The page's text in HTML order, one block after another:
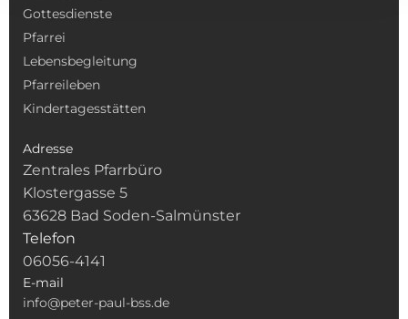
Gottesdienste
Pfarrei
Lebensbegleitung
Pfarreileben
Kindertagesstätten
Adresse
Zentrales Pfarrbüro
Klostergasse 5
63628 Bad Soden-Salmünster
Telefon
06056-4141
E-mail
info@peter-paul-bss.de